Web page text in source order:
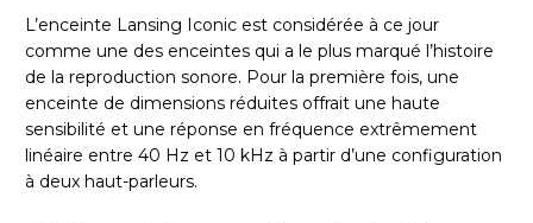
L’enceinte Lansing Iconic est considérée à ce jour
comme une des enceintes qui a le plus marqué l’histoire
de la reproduction sonore. Pour la première fois, une
enceinte de dimensions réduites offrait une haute
sensibilité et une réponse en fréquence extrêmement
linéaire entre 40 Hz et 10 kHz à partir d’une configuration
à deux haut-parleurs.